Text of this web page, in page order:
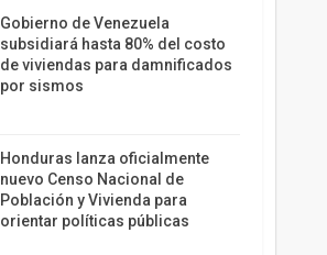
Gobierno de Venezuela
subsidiará hasta 80% del costo
de viviendas para damnificados
por sismos
Honduras lanza oficialmente
nuevo Censo Nacional de
Población y Vivienda para
orientar políticas públicas